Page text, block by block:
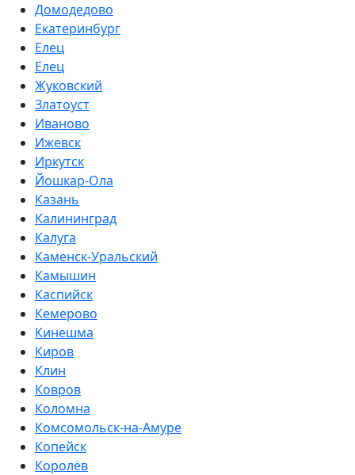
Домодедово
Екатеринбург
Елец
Елец
Жуковский
Златоуст
Иваново
Ижевск
Иркутск
Йошкар-Ола
Казань
Калининград
Калуга
Каменск-Уральский
Камышин
Каспийск
Кемерово
Кинешма
Киров
Клин
Ковров
Коломна
Комсомольск-на-Амуре
Копейск
Королёв